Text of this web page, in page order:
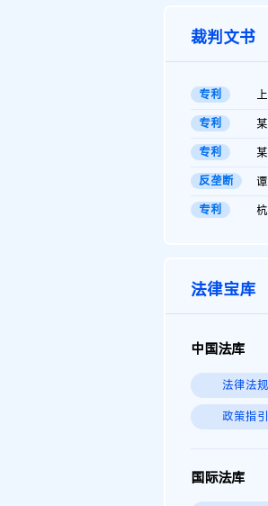
裁判文书
专利
专利
专利
反垄断
专利
法律宝库
中国法库
法律法规
政策指引
国际法库